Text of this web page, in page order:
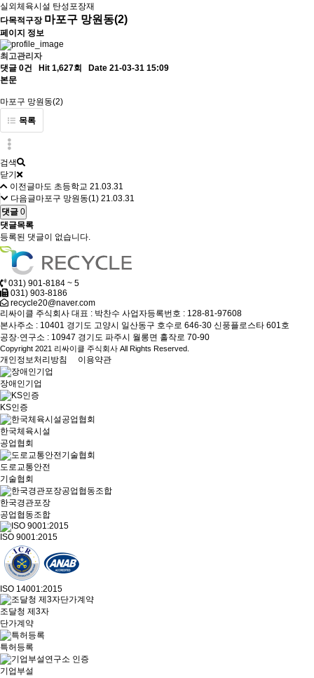
실외체육시설 탄성포장재
다목적구장 마포구 망원동(2)
페이지 정보
최고관리자
댓글 0건
Hit 1,627회
Date 21-03-31 15:09
본문
마포구 망원동(2)
목록
검색
닫기
이전글마도 초등학교 21.03.31
다음글마포구 망원동(1) 21.03.31
댓글 0
댓글목록
등록된 댓글이 없습니다.
031) 901-8184 ~ 5
031) 903-8186
recycle20@naver.com
리싸이클 주식회사 대표 : 박찬수 사업자등록번호 : 128-81-97608
본사주소 : 10401 경기도 고양시 일산동구 호수로 646-30 신풍플로스타 601호
공장·연구소 : 10947 경기도 파주시 월롱면 홀작로 70-90
Copyright 2021 리싸이클 주식회사 All Rights Reserved.
개인정보처리방침 이용약관
장애인기업
KS인증
한국체육시설
공업협회
도로교통안전
기술협회
한국경관포장
공업협동조합
ISO 9001:2015
ISO 14001:2015
조달청 제3자
단가계약
특허등록
기업부설